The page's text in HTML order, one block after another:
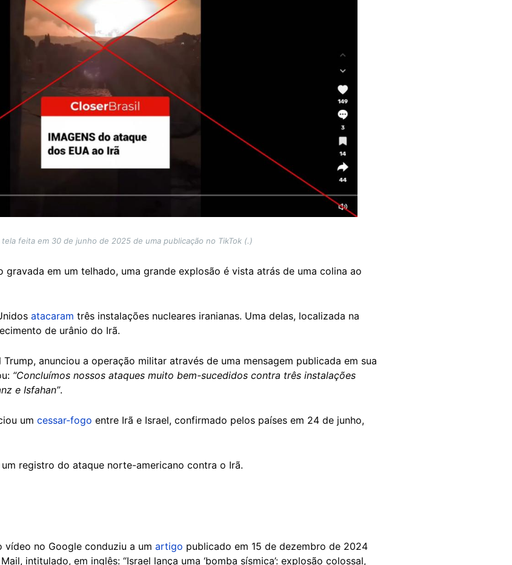
tela feita em 30 de junho de 2025 de uma publicação no TikTok (.)
gravada em um telhado, uma grande explosão é vista atrás de uma colina ao
atacaram três instalações nucleares iranianas. Uma delas, localizada na
de urânio do Irã.
anunciou a operação militar através de uma mensagem publicada em sua
“Concluímos nossos ataques muito bem-sucedidos contra três instalações
e Isfahan”.
um cessar-fogo entre Irã e Israel, confirmado pelos países em 24 de junho,
registro do ataque norte-americano contra o Irã.
no Google conduziu a um artigo publicado em 15 de dezembro de 2024
intitulado, em inglês: “Israel lança uma ‘bomba sísmica’: explosão colossal,